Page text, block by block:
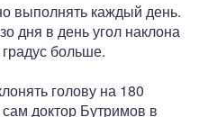
выполнять каждый день.
дня в день угол наклона
больше.
голову на 180
доктор Бутримов в